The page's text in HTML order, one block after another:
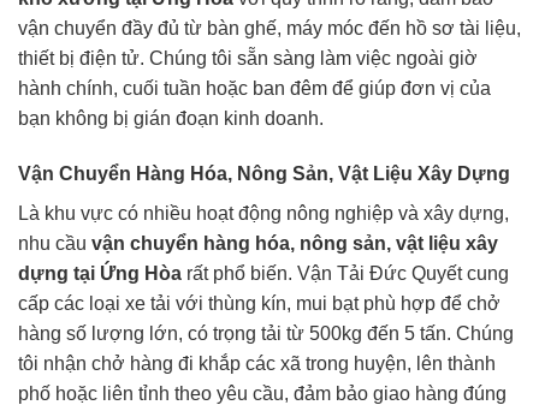
vận chuyển đầy đủ từ bàn ghế, máy móc đến hồ sơ tài liệu,
thiết bị điện tử. Chúng tôi sẵn sàng làm việc ngoài giờ
hành chính, cuối tuần hoặc ban đêm để giúp đơn vị của
bạn không bị gián đoạn kinh doanh.
Vận Chuyển Hàng Hóa, Nông Sản, Vật Liệu Xây Dựng
Là khu vực có nhiều hoạt động nông nghiệp và xây dựng,
nhu cầu vận chuyển hàng hóa, nông sản, vật liệu xây
dựng tại Ứng Hòa rất phổ biến. Vận Tải Đức Quyết cung
cấp các loại xe tải với thùng kín, mui bạt phù hợp để chở
hàng số lượng lớn, có trọng tải từ 500kg đến 5 tấn. Chúng
tôi nhận chở hàng đi khắp các xã trong huyện, lên thành
phố hoặc liên tỉnh theo yêu cầu, đảm bảo giao hàng đúng